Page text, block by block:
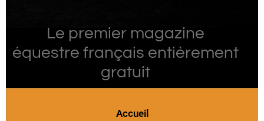
Le premier magazine
équestre français entièrement
gratuit
Accueil